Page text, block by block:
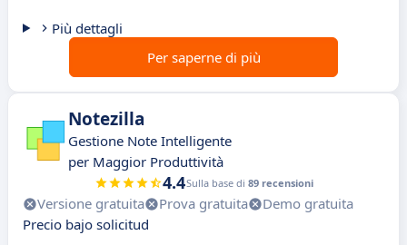
Più dettagli
Per saperne di più
Notezilla
Gestione Note Intelligente
per Maggior Produttività
4.4Sulla base di 89 recensioni
Versione gratuita Prova gratuita
Demo gratuita
Precio bajo solicitud